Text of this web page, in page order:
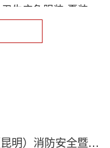
卫生应急服装-夏装
2019中国（昆明）消防安全暨应急救援装备展览会